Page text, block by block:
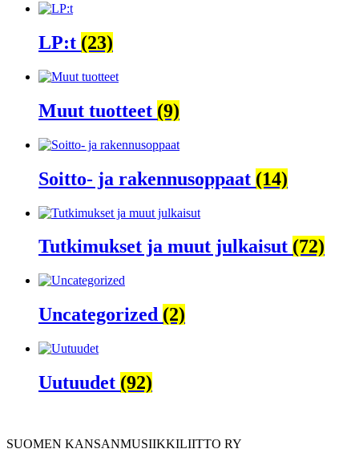
LP:t (23)
Muut tuotteet (9)
Soitto- ja rakennusoppaat (14)
Tutkimukset ja muut julkaisut (72)
Uncategorized (2)
Uutuudet (92)
SUOMEN KANSANMUSIIKKILIITTO RY